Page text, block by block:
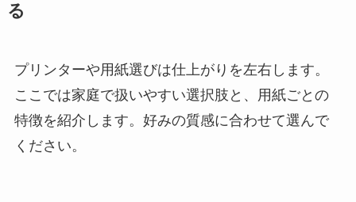
る
プリンターや用紙選びは仕上がりを左右します。
ここでは家庭で扱いやすい選択肢と、用紙ごとの
特徴を紹介します。好みの質感に合わせて選んで
ください。